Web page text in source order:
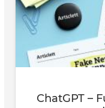
ChatGPT –